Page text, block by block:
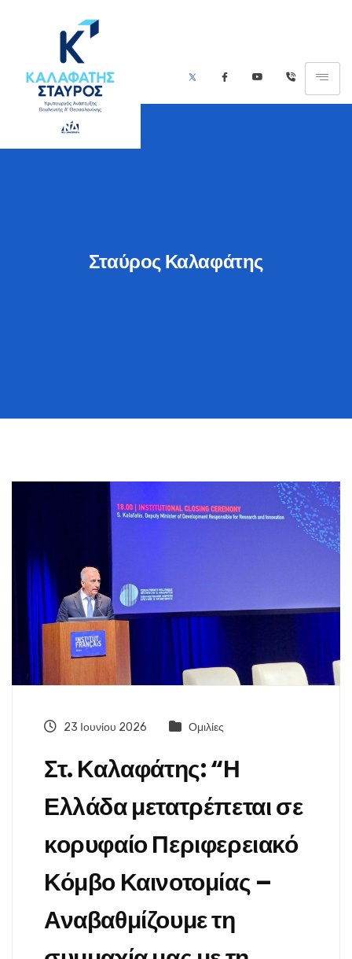
Σταύρος Καλαφάτης
23 Ιουνίου 2026 Ομιλίες
Στ. Καλαφάτης: “Η
Ελλάδα μετατρέπεται σε
κορυφαίο Περιφερειακό
Κόμβο Καινοτομίας –
Αναβαθμίζουμε τη